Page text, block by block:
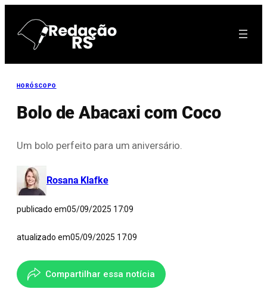
para
HORÓSCOPO
Bolo de Abacaxi com Coco
Um bolo perfeito para um aniversário.
Rosana Klafke
publicado em05/09/2025 17:09
atualizado em05/09/2025 17:09
Compartilhar essa notícia